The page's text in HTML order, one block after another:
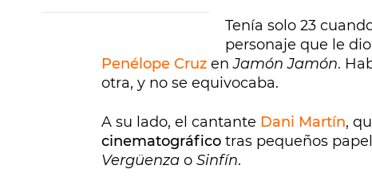
Tenía solo 23
personaje que le
Penélope Cruz enJamón Jamón.
otra, y no se equivocaba.
A su lado, el cantante Dani Martín,
cinematográfico tras pequeños
Vergüenza o Sinfín.